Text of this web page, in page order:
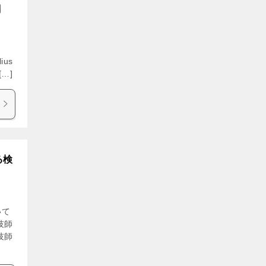
[…]
検
師
師